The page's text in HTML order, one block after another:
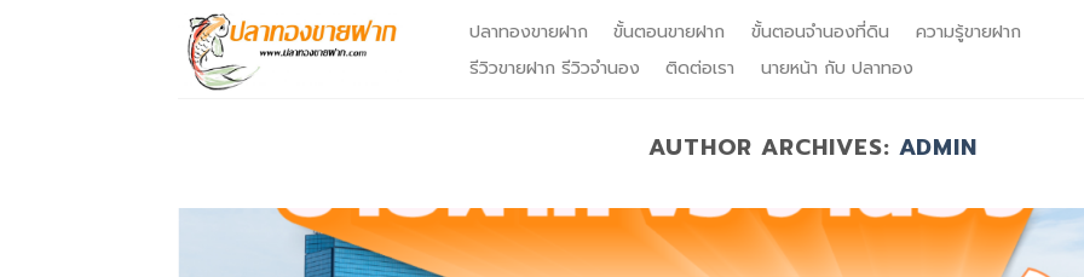
ปลาทองขายฝาก ขั้นตอนขายฝาก ขั้นตอนจำนองที่ดิน
ความรู้ขายฝาก
รีวิวขายฝาก รีวิวจำนอง
ติดต่อเรา นายหน้า กับ ปลาทอง
AUTHOR ARCHIVES: ADMIN